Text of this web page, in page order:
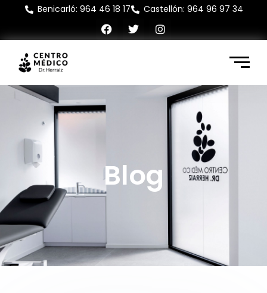
Benicarló: 964 46 18 17 Castellón: 964 96 97 34
Blog